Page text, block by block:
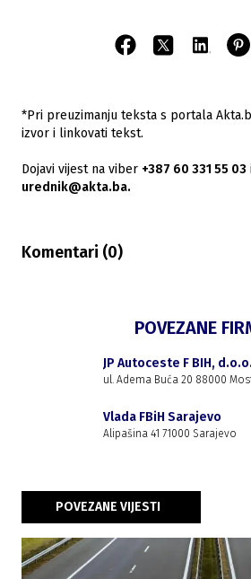
*Pri preuzimanju teksta s portala
izvor i linkovati tekst.
Dojavi vijest na viber +387 60 331 55 03
urednik@akta.ba.
Komentari (0)
POVEZANE
JP Autoceste F BIH,
ul. Adema Buća 20 88000
Vlada FBiH Sarajevo
Alipašina 41 71000 Sarajevo
POVEZANE VIJESTI